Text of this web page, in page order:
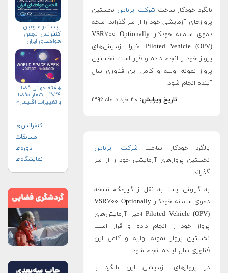
بالگرد خودکار ساخت شرکت ایرباس نخستین
پروازهای آزمایشی خود را از سر گذراند. سخه
دموی سامانه خودکار VSR۷۰۰ Optionally
Piloted Vehicle (OPV) اخیرا آزمایش‌های
پرواز خود را انجام داده و قرار است نخستین
پرواز نمونه اولیه و کامل این فناوری سال
آینده انجام شود.
تاریخ ویرایش: ۳۰ خرداد ماه ۱۳۹۶
بالگرد خودکار ساخت شرکت ایرباس
نخستین پروازهای آزمایشی خود را از سر
گذراند.
به گزارش ایسنا به نقل از گیزمگ، نسخه
دموی سامانه خودکار VSR۷۰۰ Optionally
Piloted Vehicle (OPV) اخیرا آزمایش‌های
پرواز خود را انجام داده و قرار است
نخستین پرواز نمونه اولیه و کامل این
فناوری سال آینده انجام شود.
در پروازهای آزمایشی این بالگرد با
بیست و سومین
کنفرانس انجمن
هوافضای ايران
هفته جهانی فضا
۲۰۲۴ با شعار «فضا
و تغییرات اقلیمی»
کنفرانس‌ها
مسابقات
دوره‌ها
نمایشگاه‌ها